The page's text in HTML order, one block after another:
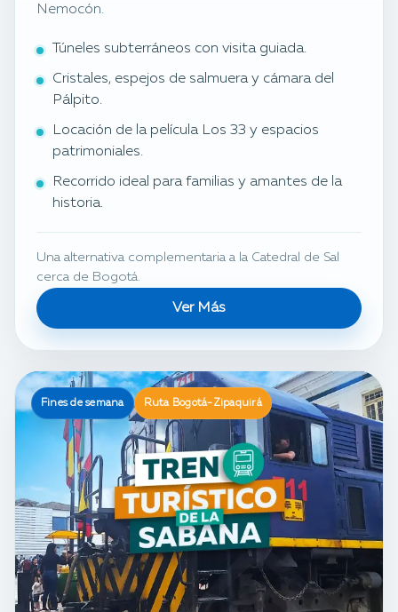
Nemocón.
Túneles subterráneos con visita guiada.
Cristales, espejos de salmuera y cámara del
Pálpito.
Locación de la película Los 33 y espacios
patrimoniales.
Recorrido ideal para familias y amantes de la
historia.
Una alternativa complementaria a la Catedral de Sal
cerca de Bogotá.
Ver Más
Fines de semana Ruta Bogotá-Zipaquirá